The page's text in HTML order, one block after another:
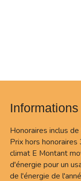
Honoraires inclus
Prix hors
climat E Montant
d'énergie pour un
de l'énergie de